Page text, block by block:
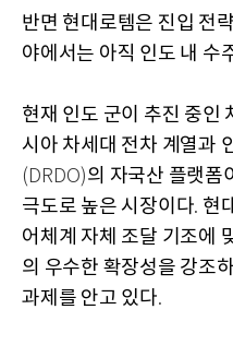
반면 현대로템은 진입 전
야에서는 아직 인도 내 수
현재 인도 군이 추진 중인
시아 차세대 전차 계열과
(DRDO)의 자국산 플랫폼
극도로 높은 시장이다. 현
어체계 자체 조달 기조에
의 우수한 확장성을 강조
과제를 안고 있다.